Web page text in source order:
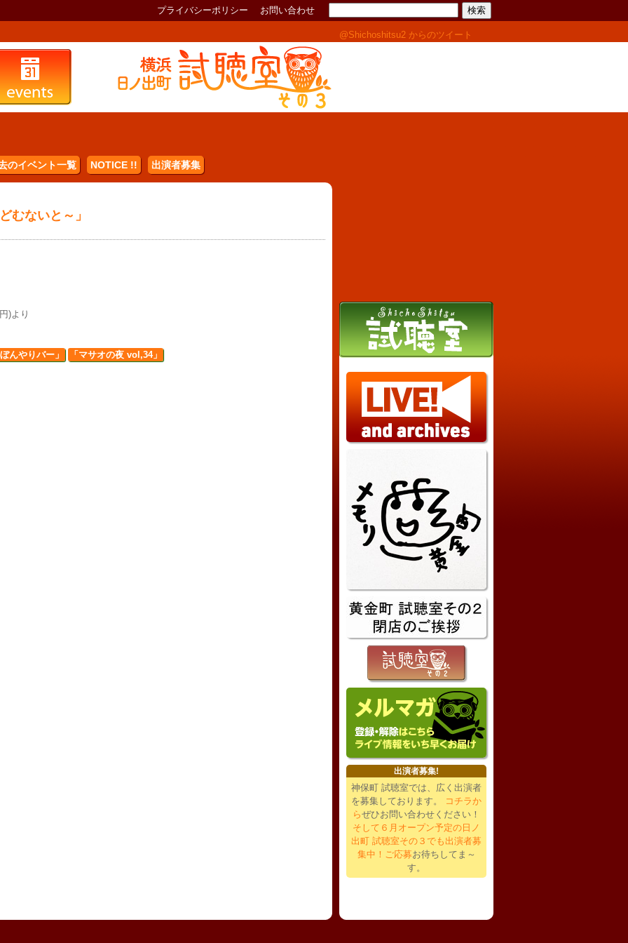
のイベント一覧 NOTICE !! 出演者募集
むないと～」
)より
んやりバー」 「マサオの夜 vol,34」
出演者募集!
神保町 試聴室では、広く出演者
を募集しております。
コチラか
らぜひお問い合わせください！
そして６月オープン予定の日ノ
出町 試聴室その３でも出演者募
集中！ご応募お待ちしてま～
す。
@Shichoshitsu2 からのツイート
プライバシーポリシー お問い合わせ